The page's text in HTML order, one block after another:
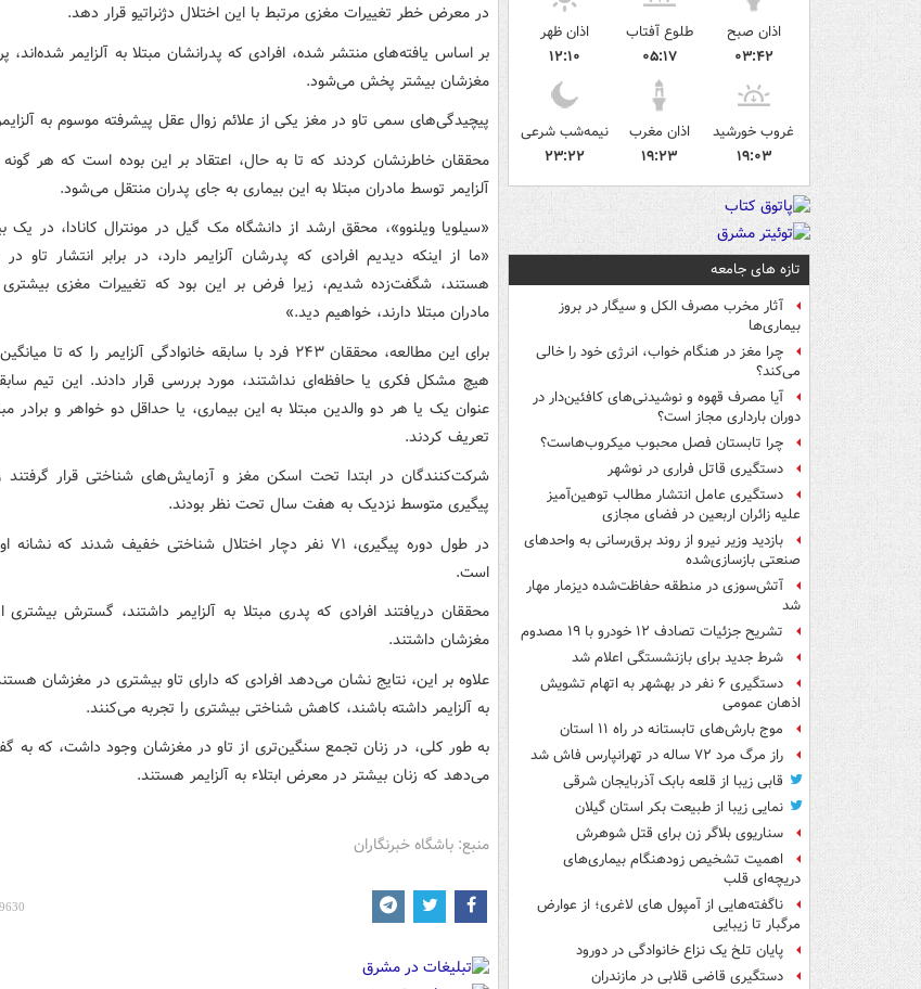
اذان صبح
۰۳:۴۲
طلوع آفتاب
۰۵:۱۷
اذان ظهر
۱۲:۱۰
غروب خورشید
۱۹:۰۳
اذان مغرب
۱۹:۲۳
نیمه‌شب شرعی
۲۳:۲۲
تازه های جامعه
آثار مخرب مصرف الکل و سیگار در بروز
بیماری‌ها
چرا مغز در هنگام خواب، انرژی خود را خالی
می‌کند؟
آیا مصرف قهوه و نوشیدنی‌های کافئین‌دار در
دوران بارداری مجاز است؟
چرا تابستان فصل محبوب میکروب‌هاست؟
دستگیری قاتل فراری در نوشهر
دستگیری عامل انتشار مطالب توهین‌آمیز
علیه زائران اربعین در فضای مجازی
بازدید وزیر نیرو از روند برق‌رسانی به واحدهای
صنعتی بازسازی‌شده
آتش‌سوزی در منطقه حفاظت‌شده دیزمار مهار
شد
تشریح جزئیات تصادف ۱۲ خودرو با ۱۹ مصدوم
شرط جدید برای بازنشستگی اعلام شد
دستگیری ۶ نفر در بهشهر به اتهام تشویش
اذهان عمومی
موج بارش‌های تابستانه در راه ۱۱ استان
راز مرگ مرد ۷۲ ساله در تهرانپارس فاش شد
قابی زیبا از قلعه بابک آذربایجان شرقی
نمایی زیبا از طبیعت بکر استان گیلان
سناریوی بلاگر زن برای قتل شوهرش
اهمیت تشخیص زودهنگام بیماری‌های
دریچه‌ای قلب
ناگفته‌هایی از آمپول های لاغری؛ از عوارض
مرگبار تا زیبایی
پایان تلخ یک نزاع خانوادگی در دورود
دستگیری قاضی قلابی در مازندران
در معرض خطر تغییرات مغزی مرتبط با این اختلال دژنراتیو قرار دهد.
بر اساس یافته‌های منتشر شده، افرادی که پدرانشان مبتلا به آلزایمر شده‌اند،
مغزشان بیشتر پخش می‌شود.
پیچیدگی‌های سمی تاو در مغز یکی از علائم زوال عقل پیشرفته موسوم به
محققان خاطرنشان کردند که تا به حال، اعتقاد بر این بوده است که هر گونه
آلزایمر توسط مادران مبتلا به این بیماری به جای پدران منتقل می‌شود.
«سیلویا ویلنوو»، محقق ارشد از دانشگاه مک گیل در مونترال کانادا، در یک
«ما از اینکه دیدیم افرادی که پدرشان آلزایمر دارد، در برابر انتشار تاو
هستند، شگفت‌زده شدیم، زیرا فرض بر این بود که تغییرات مغزی بیشتری
مادران مبتلا دارند، خواهیم دید.»
هیچ مشکل فکری یا حافظه‌ای نداشتند، مورد بررسی قرار دادند. این تیم
عنوان یک یا هر دو والدین مبتلا به این بیماری، یا حداقل دو خواهر و برادر
تعریف کردند.
شرکت‌کنندگان در ابتدا تحت اسکن مغز و آزمایش‌های شناختی قرار
پیگیری متوسط نزدیک به هفت سال تحت نظر بودند.
در طول دوره پیگیری، ۷۱ نفر دچار اختلال شناختی خفیف شدند که
است.
محققان دریافتند افرادی که پدری مبتلا به آلزایمر داشتند، گسترش بیشتری
مغزشان داشتند.
علاوه بر این، نتایج نشان می‌دهد افرادی که دارای تاو بیشتری در مغزشان
به آلزایمر داشته باشند، کاهش شناختی بیشتری را تجربه می‌کنند.
به طور کلی، در زنان تجمع سنگین‌تری از تاو در مغزشان وجود داشت، که به
می‌دهد که زنان بیشتر در معرض ابتلاء به آلزایمر هستند.
منبع: باشگاه خبرنگاران